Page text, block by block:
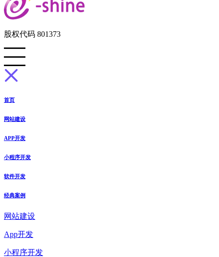
股权代码 801373
首页
网站建设
APP开发
小程序开发
软件开发
经典案例
网站建设
App开发
小程序开发